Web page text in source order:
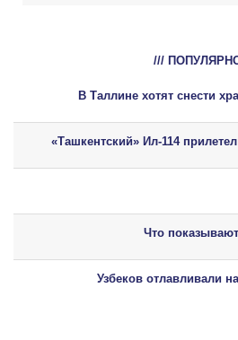
///
В Таллине хотят снести
«Ташкентский» Ил-114
Что
Узбеков отлавливали